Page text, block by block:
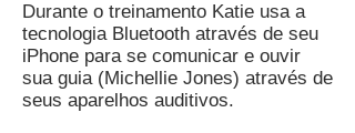
Durante o treinamento Katie usa a
tecnologia Bluetooth através de seu
iPhone para se comunicar e ouvir
sua guia (Michellie Jones) através de
seus aparelhos auditivos.